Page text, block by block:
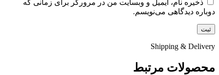
ذخیره نام، ایمیل و وبسایت من در مرورگر برای زمانی که
دوباره دیدگاهی می‌نویسم.
Shipping & Delivery
محصولات مرتبط